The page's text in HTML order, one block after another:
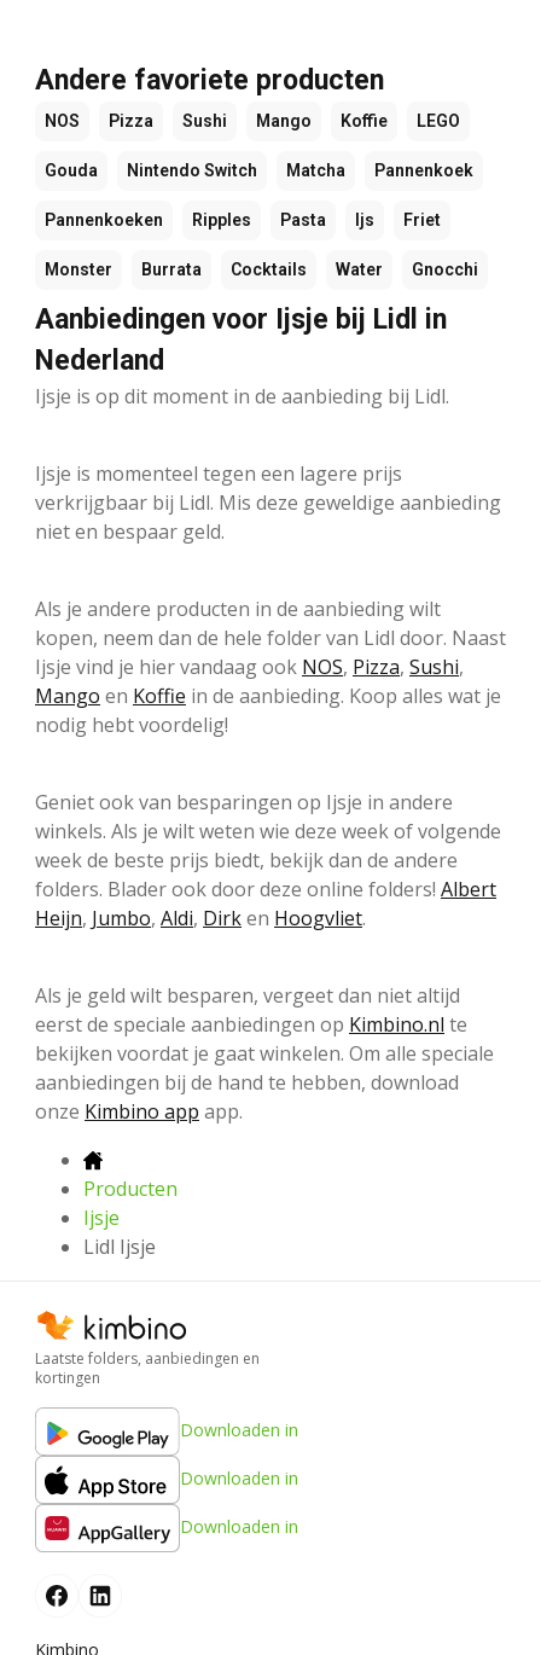
Andere favoriete producten
NOS Pizza Sushi Mango Koffie LEGO
Gouda Nintendo Switch Matcha Pannenkoek
Pannenkoeken Ripples Pasta Ijs Friet
Monster Burrata Cocktails Water Gnocchi
Aanbiedingen voor Ijsje bij Lidl in
Nederland
Ijsje is op dit moment in de aanbieding bij Lidl.
Ijsje is momenteel tegen een lagere prijs
verkrijgbaar bij Lidl. Mis deze geweldige aanbieding
niet en bespaar geld.
Als je andere producten in de aanbieding wilt
kopen, neem dan de hele folder van Lidl door. Naast
Ijsje vind je hier vandaag ook NOS, Pizza, Sushi,
Mango en Koffie in de aanbieding. Koop alles wat je
nodig hebt voordelig!
Geniet ook van besparingen op Ijsje in andere
winkels. Als je wilt weten wie deze week of volgende
week de beste prijs biedt, bekijk dan de andere
folders. Blader ook door deze online folders! Albert
Heijn, Jumbo, Aldi, Dirken Hoogvliet.
Als je geld wilt besparen, vergeet dan niet altijd
eerst de speciale aanbiedingen op Kimbino.nl te
bekijken voordat je gaat winkelen. Om alle speciale
aanbiedingen bij de hand te hebben, download
onze Kimbino app app.
Producten
Ijsje
Lidl Ijsje
Laatste folders, aanbiedingen en
kortingen
Downloaden in
Downloaden in
Downloaden in
Kimbino